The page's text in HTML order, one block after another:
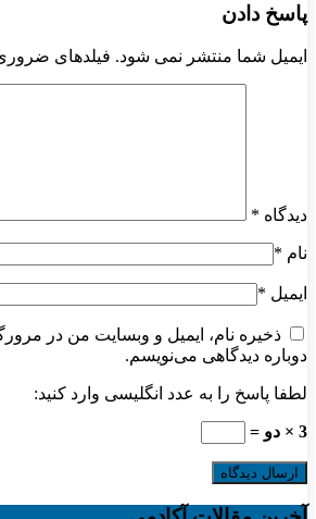
پاسخ دادن
ایمیل شما منتشر نمی شود. فیلدهای
دیدگاه *
نام *
ایمیل *
ذخیره نام، ایمیل و وبسایت من در
دوباره دیدگاهی می‌نویسم.
لطفا پاسخ را به عدد انگلیسی وارد کنید:
3 × دو =